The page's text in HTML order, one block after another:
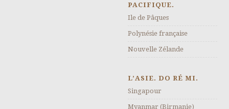
PACIFIQUE.
Ile de Pâques
Polynésie française
Nouvelle Zélande
L’ASIE. DO RÉ MI.
Singapour
Myanmar (Birmanie)